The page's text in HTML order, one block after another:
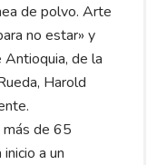
de polvo. Arte
no estar» y
Antioquia, de la
Harold
más de 65
a un